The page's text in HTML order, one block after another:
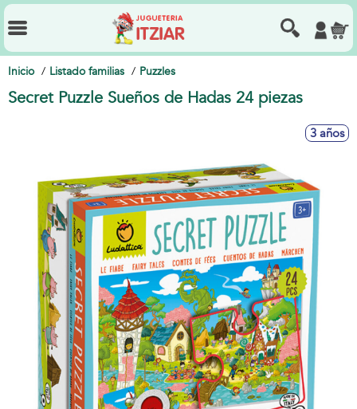
Inicio Listado familias Puzzles
Secret Puzzle Sueños de Hadas 24 piezas
3 años